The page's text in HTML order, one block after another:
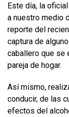
Este día, la
a nuestro medio
reporte del
captura de
caballero que se
pareja de hogar.
Así mismo,
conducir, de las
efectos del